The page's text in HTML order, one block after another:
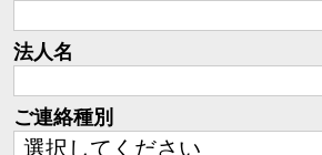
法人名
ご連絡種別